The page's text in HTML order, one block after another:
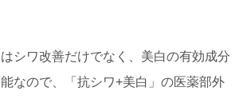
シワ改善だけでなく、美白の有効成分
なので、「抗シワ+美白」の医薬部外